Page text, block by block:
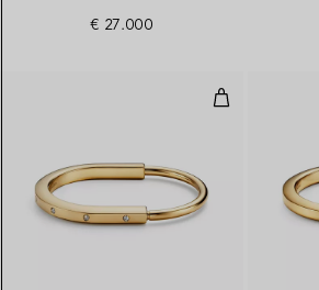
Gelbgold
€ 27.000
Armreif in